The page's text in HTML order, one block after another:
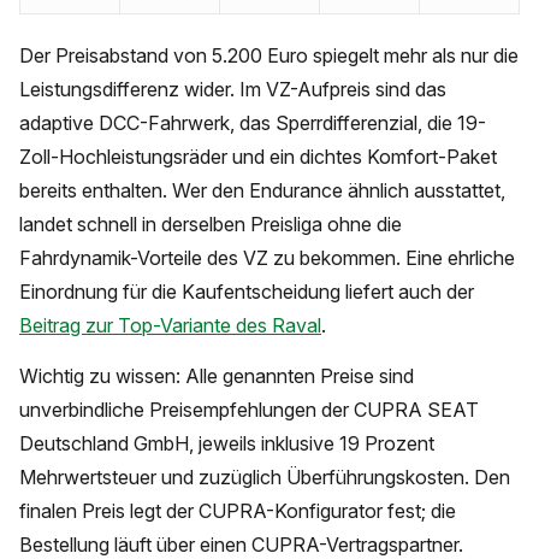
Der Preisabstand von 5.200 Euro spiegelt mehr als nur die
Leistungsdifferenz wider. Im VZ-Aufpreis sind das
adaptive DCC-Fahrwerk, das Sperrdifferenzial, die 19-
Zoll-Hochleistungsräder und ein dichtes Komfort-Paket
bereits enthalten. Wer den Endurance ähnlich ausstattet,
landet schnell in derselben Preisliga ohne die
Fahrdynamik-Vorteile des VZ zu bekommen. Eine ehrliche
Einordnung für die Kaufentscheidung liefert auch der
Beitrag zur Top-Variante des Raval.
Wichtig zu wissen: Alle genannten Preise sind
unverbindliche Preisempfehlungen der CUPRA SEAT
Deutschland GmbH, jeweils inklusive 19 Prozent
Mehrwertsteuer und zuzüglich Überführungskosten. Den
finalen Preis legt der CUPRA-Konfigurator fest; die
Bestellung läuft über einen CUPRA-Vertragspartner.